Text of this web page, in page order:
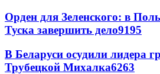
Орден для Зеленского: в
Туска завершить дело9195
В Беларуси осудили лидера
Трубецкой Михалка6263